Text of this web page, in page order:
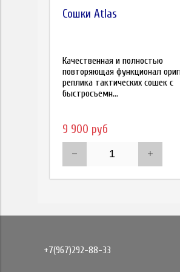
Сошки Atlas
Качественная и полностью
повторяющая функционал
реплика тактических сошек с
быстросъемн...
9 900 руб
+7(967)292-88-33